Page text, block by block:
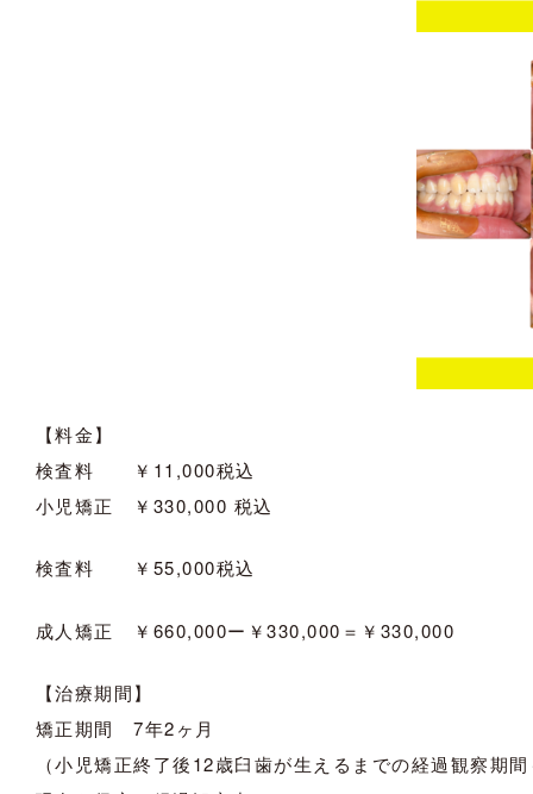
【料金】
検査料 ￥11,000税込
小児矯正 ￥330,000 税込
検査料 ￥55,000税込
成人矯正 ￥660,000ー￥330,000＝￥330,000
【治療期間】
矯正期間 7年2ヶ月
（小児矯正終了後12歳臼歯が生えるまでの経過観察期